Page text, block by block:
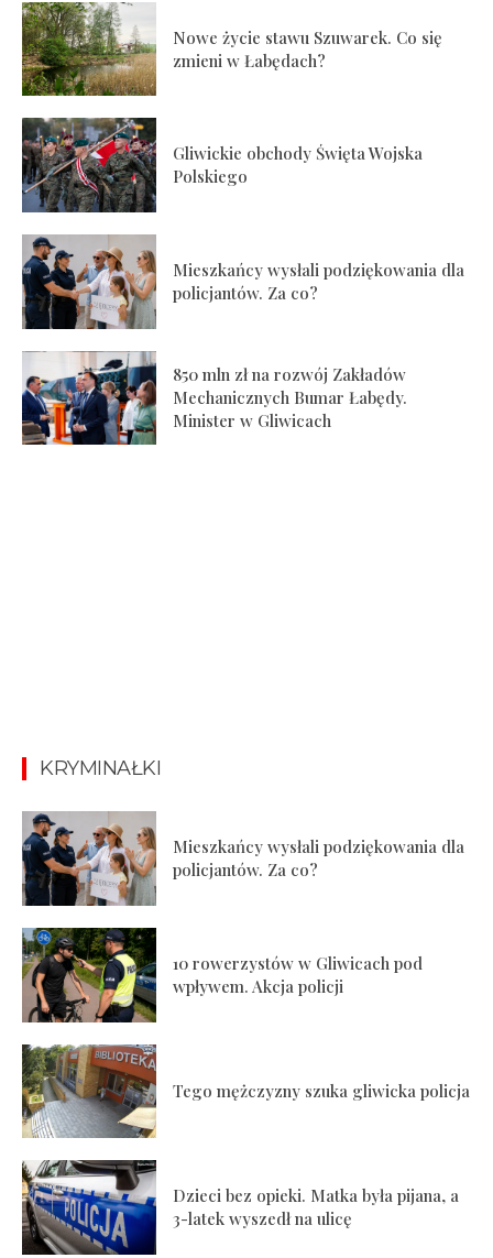
Nowe życie stawu Szuwarek. Co się
zmieni w Łabędach?
Gliwickie obchody Święta Wojska
Polskiego
Mieszkańcy wysłali podziękowania dla
policjantów. Za co?
850 mln zł na rozwój Zakładów
Mechanicznych Bumar Łabędy.
Minister w Gliwicach
KRYMINAŁKI
Mieszkańcy wysłali podziękowania dla
policjantów. Za co?
10 rowerzystów w Gliwicach pod
wpływem. Akcja policji
Tego mężczyzny szuka gliwicka policja
Dzieci bez opieki. Matka była pijana, a
3-latek wyszedł na ulicę